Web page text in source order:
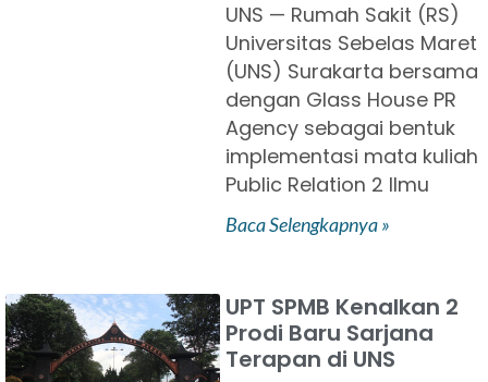
UNS — Rumah Sakit (RS)
Universitas Sebelas Maret
(UNS) Surakarta bersama
dengan Glass House PR
Agency sebagai bentuk
implementasi mata kuliah
Public Relation 2 Ilmu
Baca Selengkapnya »
UPT SPMB Kenalkan 2
Prodi Baru Sarjana
Terapan di UNS